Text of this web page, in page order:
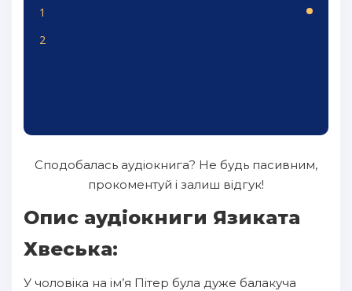
1
2
Сподобалась аудіокнига? Не будь пасивним,
прокоментуй і залиш відгук!
Опис аудіокниги Язиката
Хвеська:
У чоловіка на ім’я Пітер була дуже балакуча